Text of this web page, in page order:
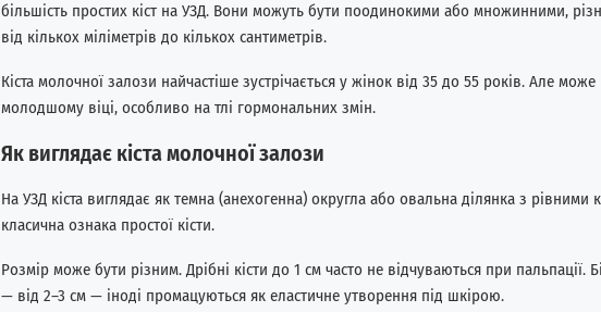
більшість простих кіст на УЗД. Вони можуть бути поодинокими або множинними,
від кількох міліметрів до кількох сантиметрів.
Кіста молочної залози найчастіше зустрічається у жінок від 35 до 55 років. Але
молодшому віці, особливо на тлі гормональних змін.
Як виглядає кіста молочної залози
На УЗД кіста виглядає як темна (анехогенна) округла або овальна ділянка з рівними
класична ознака простої кісти.
Розмір може бути різним. Дрібні кісти до 1 см часто не відчуваються при пальпації.
— від 2–3 см — іноді промацуються як еластичне утворення під шкірою.